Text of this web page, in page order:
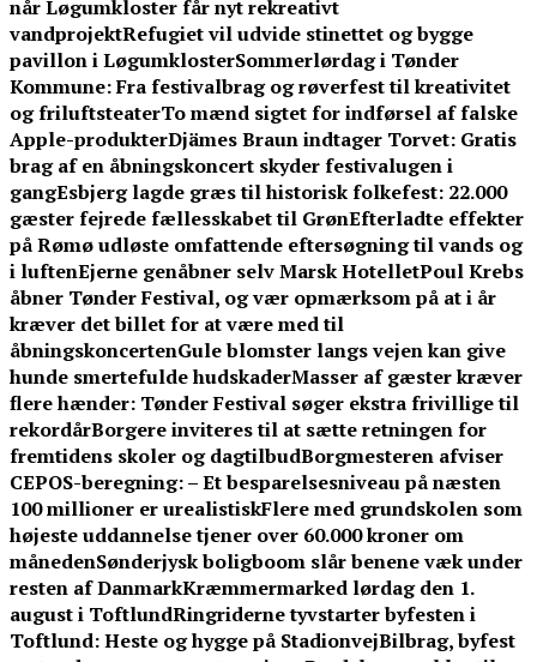
når Løgumkloster får nyt rekreativt
vandprojektRefugiet vil udvide stinettet og bygge
pavillon i LøgumklosterSommerlørdag i Tønder
Kommune: Fra festivalbrag og røverfest til kreativitet
og friluftsteaterTo mænd sigtet for indførsel af falske
Apple-produkterDjämes Braun indtager Torvet: Gratis
brag af en åbningskoncert skyder festivalugen i
gangEsbjerg lagde græs til historisk folkefest: 22.000
gæster fejrede fællesskabet til GrønEfterladte effekter
på Rømø udløste omfattende eftersøgning til vands og
i luftenEjerne genåbner selv Marsk HotelletPoul Krebs
åbner Tønder Festival, og vær opmærksom på at i år
kræver det billet for at være med til
åbningskoncertenGule blomster langs vejen kan give
hunde smertefulde hudskaderMasser af gæster kræver
flere hænder: Tønder Festival søger ekstra frivillige til
rekordårBorgere inviteres til at sætte retningen for
fremtidens skoler og dagtilbudBorgmesteren afviser
CEPOS-beregning: – Et besparelsesniveau på næsten
100 millioner er urealistiskFlere med grundskolen som
højeste uddannelse tjener over 60.000 kroner om
månedenSønderjysk boligboom slår benene væk under
resten af DanmarkKræmmermarked lørdag den 1.
august i ToftlundRingriderne tyvstarter byfesten i
Toftlund: Heste og hygge på StadionvejBilbrag, byfest